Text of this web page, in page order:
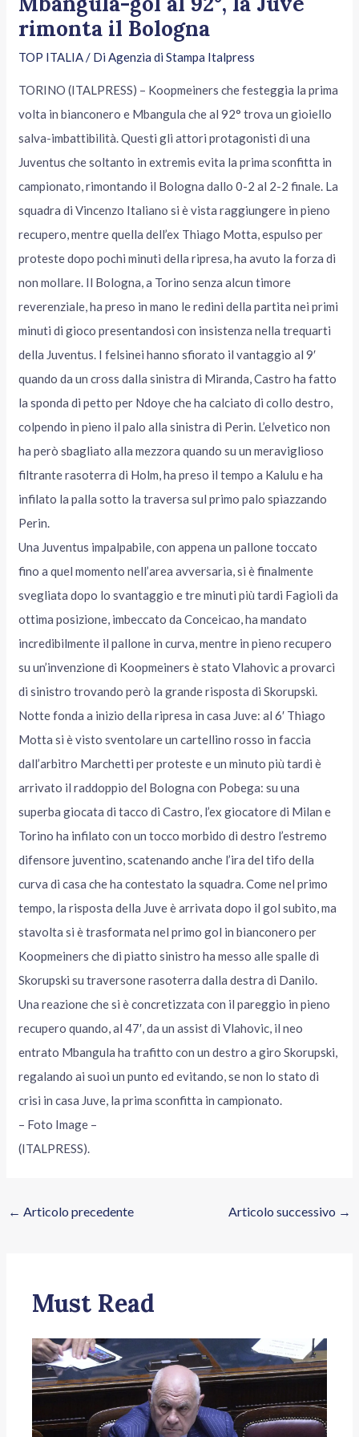
rimonta il Bologna
TOP ITALIA/ DiAgenzia di Stampa Italpress
TORINO (ITALPRESS) – Koopmeiners che festeggia la prima
volta in bianconero e Mbangula che al 92° trova un gioiello
salva-imbattibilità. Questi gli attori protagonisti di una
Juventus che soltanto in extremis evita la prima sconfitta in
campionato, rimontando il Bologna dallo 0-2 al 2-2 finale. La
squadra di Vincenzo Italiano si è vista raggiungere in pieno
recupero, mentre quella dell’ex Thiago Motta, espulso per
proteste dopo pochi minuti della ripresa, ha avuto la forza di
non mollare. Il Bologna, a Torino senza alcun timore
reverenziale, ha preso in mano le redini della partita nei primi
minuti di gioco presentandosi con insistenza nella trequarti
della Juventus. I felsinei hanno sfiorato il vantaggio al 9′
quando da un cross dalla sinistra di Miranda, Castro ha fatto
la sponda di petto per Ndoye che ha calciato di collo destro,
colpendo in pieno il palo alla sinistra di Perin. L’elvetico non
ha però sbagliato alla mezzora quando su un meraviglioso
filtrante rasoterra di Holm, ha preso il tempo a Kalulu e ha
infilato la palla sotto la traversa sul primo palo spiazzando
Perin.
Una Juventus impalpabile, con appena un pallone toccato
fino a quel momento nell’area avversaria, si è finalmente
svegliata dopo lo svantaggio e tre minuti più tardi Fagioli da
ottima posizione, imbeccato da Conceicao, ha mandato
incredibilmente il pallone in curva, mentre in pieno recupero
su un’invenzione di Koopmeiners è stato Vlahovic a provarci
di sinistro trovando però la grande risposta di Skorupski.
Notte fonda a inizio della ripresa in casa Juve: al 6′ Thiago
Motta si è visto sventolare un cartellino rosso in faccia
dall’arbitro Marchetti per proteste e un minuto più tardi è
arrivato il raddoppio del Bologna con Pobega: su una
superba giocata di tacco di Castro, l’ex giocatore di Milan e
Torino ha infilato con un tocco morbido di destro l’estremo
difensore juventino, scatenando anche l’ira del tifo della
curva di casa che ha contestato la squadra. Come nel primo
tempo, la risposta della Juve è arrivata dopo il gol subito, ma
stavolta si è trasformata nel primo gol in bianconero per
Koopmeiners che di piatto sinistro ha messo alle spalle di
Skorupski su traversone rasoterra dalla destra di Danilo.
Una reazione che si è concretizzata con il pareggio in pieno
recupero quando, al 47′, da un assist di Vlahovic, il neo
entrato Mbangula ha trafitto con un destro a giro Skorupski,
regalando ai suoi un punto ed evitando, se non lo stato di
crisi in casa Juve, la prima sconfitta in campionato.
– Foto Image –
(ITALPRESS).
← Articolo precedente Articolo successivo →
Must Read